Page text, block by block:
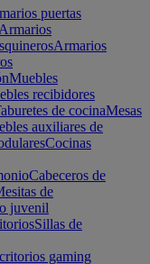
puertas
Armarios
Armarios
Muebles
recibidores
de cocinaMesas
auxiliares de
Cocinas
Cabeceros de
de
juvenil
Sillas de
gaming